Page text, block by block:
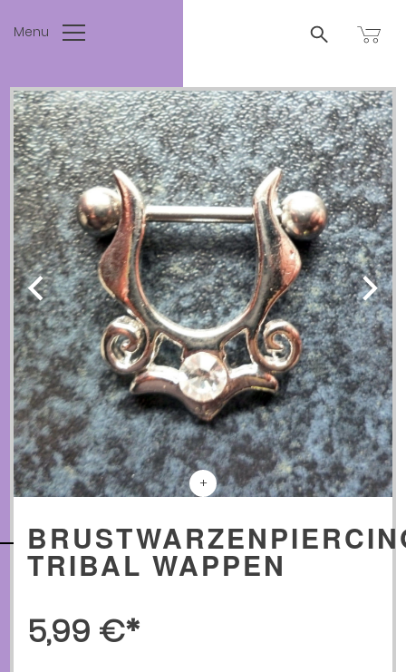
Menu
AGB
BATTERIEGESETZ
WIDERRUFSBELEHRUNG UND WIDERRUFSFORMULAR
DATENSCHUTZERKLÄRUNG
SUCHEN
+
TRIBAL WAPPEN
5,99 €